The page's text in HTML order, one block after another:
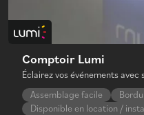
Comptoir Lumi
Éclairez vos événements
Assemblage facile
Disponible en location /